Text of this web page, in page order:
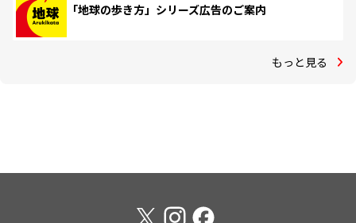
「地球の歩き方」シリーズ広告のご案内
もっと見る